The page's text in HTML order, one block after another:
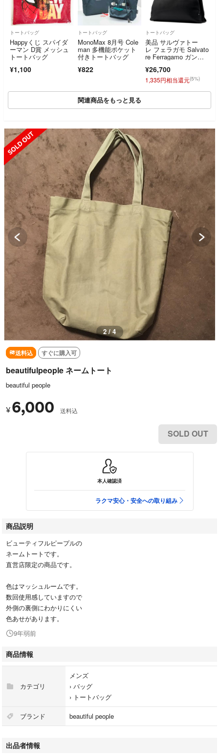
トートバッグ
Happyくじ スパイダ
ーマン D賞 メッシュ
トートバッグ
¥1,100
トートバッグ
MonoMax 8月号 Cole
man 多機能ポケット
付きトートバッグ
¥822
トートバッグ
美品 サルヴァトー
レ フェラガモ Salvato
re Ferragamo ガンチ
ジネスバッグ ブラッ
ク 黒 オールレザー 本
革 A4収納 肩掛け 大
容量 帰省 敬老の日 シ
ロウィン 七五三 ギフ
¥26,700
1,335円相当還元(5%)
関連商品をもっと見る
SOLD OUT
3 / 4
送料込 すぐに購入可
beautifulpeople ネームトート
beautiful people
¥ 6,000 送料込
SOLD OUT
本人確認済
ラクマ安心・安全への取り組み
商品説明
ビューティフルピープルの
ネームトートです。
直営店限定の商品です。
色はマッシュルームです。
数回使用感していますので
外側の裏側にわかりにくい
色あせがあります。
9年弱前
商品情報
カテゴリ
メンズ
› バッグ
› トートバッグ
ブランド beautiful people
出品者情報